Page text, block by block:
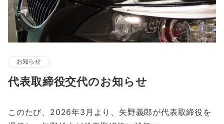
お知らせ
代表取締役交代のお知らせ
このたび、2026年3月より、矢野義郎が代表取締役を